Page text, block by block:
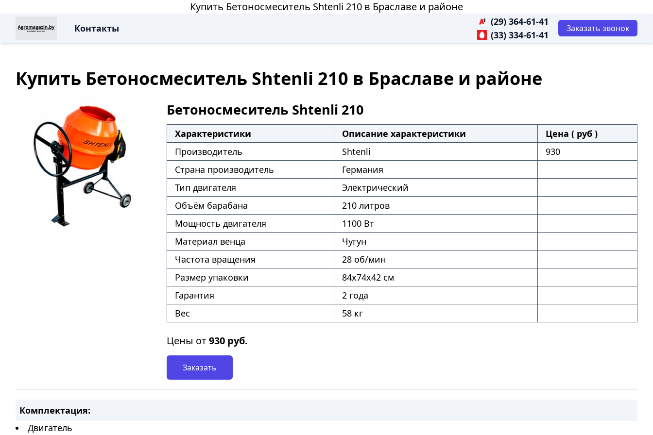
Купить Бетоносмеситель Shtenli 210 в Браславе и районе
Контакты
(29) 364-61-41
(33) 334-61-41
Заказать звонок
Купить Бетоносмеситель Shtenli 210 в Браславе и районе
Бетоносмеситель Shtenli 210
Характеристики Описание характеристики
Цена ( руб )
Производитель
Shtenli
930
Страна производитель
Германия
Тип двигателя
Электрический
Объём барабана
210 литров
Мощность двигателя
1100 Вт
Материал венца
Чугун
Частота вращения
28 об/мин
Размер упаковки
84х74х42 см
Гарантия
2 года
Вес
58 кг
Цены от930 руб.
Заказать
Комплектация:
Двигатель